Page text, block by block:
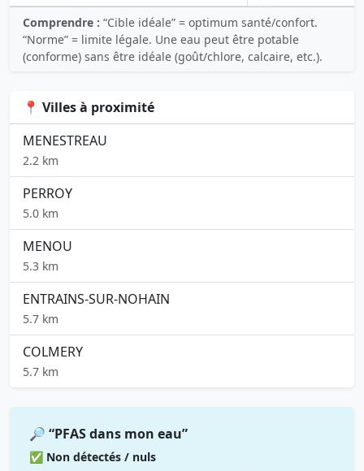
Comprendre : “Cible idéale” = optimum santé/confort.
“Norme” = limite légale. Une eau peut être potable
(conforme) sans être idéale (goût/chlore, calcaire, etc.).
📍 Villes à proximité
MENESTREAU
2.2 km
PERROY
5.0 km
MENOU
5.3 km
ENTRAINS-SUR-NOHAIN
5.7 km
COLMERY
5.7 km
🔎 “PFAS dans mon eau”
✅ Non détectés / nuls